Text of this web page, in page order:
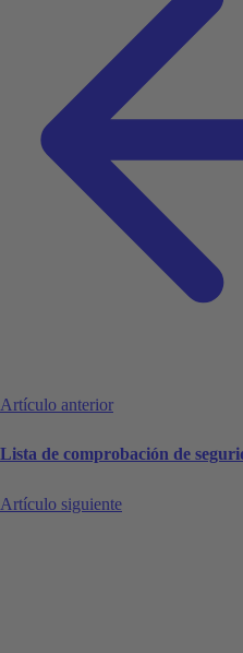
Artículo anterior
Lista de comprobación de
Artículo siguiente